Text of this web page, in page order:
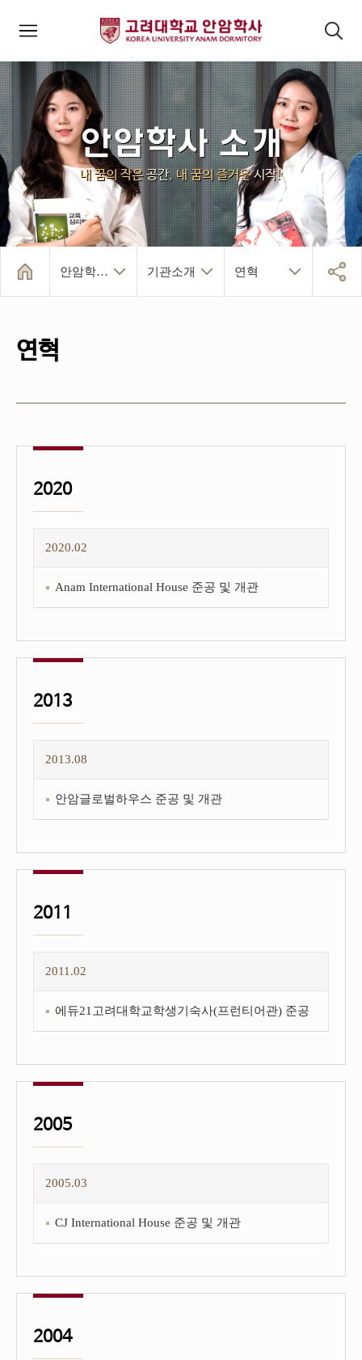
모바일메뉴 검색패널
안암학사 소개
내 꿈의 작은공간, 내 꿈의 즐거운시작!
안암학사 소개 기관소개 연혁
연혁
2020
2020.02
Anam International House 준공 및 개관
2013
2013.08
안암글로벌하우스 준공 및 개관
2011
2011.02
에듀21고려대학교학생기숙사(프런티어관) 준공
2005
2005.03
CJ International House 준공 및 개관
2004